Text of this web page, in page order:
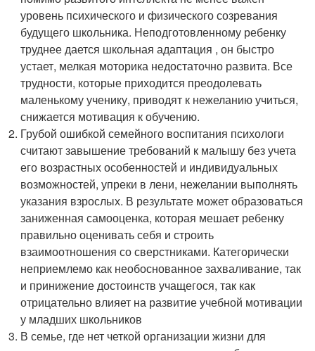
уровень психического и физического созревания
будущего школьника. Неподготовленному ребенку
труднее дается школьная адаптация , он быстро
устает, мелкая моторика недостаточно развита. Все
трудности, которые приходится преодолевать
маленькому ученику, приводят к нежеланию учиться,
снижается мотивация к обучению.
Грубой ошибкой семейного воспитания психологи
считают завышение требований к малышу без учета
его возрастных особенностей и индивидуальных
возможностей, упреки в лени, нежелании выполнять
указания взрослых. В результате может образоваться
заниженная самооценка, которая мешает ребенку
правильно оценивать себя и строить
взаимоотношения со сверстниками. Категорически
неприемлемо как необоснованное захваливание, так
и принижение достоинств учащегося, так как
отрицательно влияет на развитие учебной мотивации
у младших школьников
В семье, где нет четкой организации жизни для